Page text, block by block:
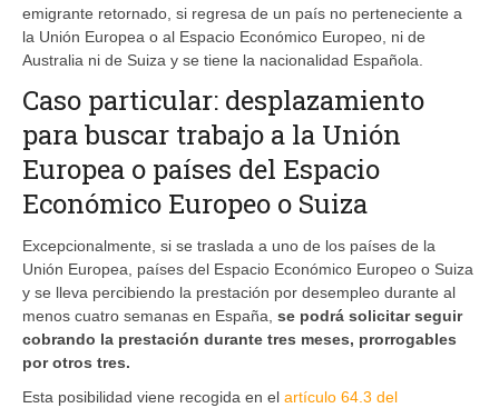
emigrante retornado, si regresa de un país no perteneciente a
la Unión Europea o al Espacio Económico Europeo, ni de
Australia ni de Suiza y se tiene la nacionalidad Española.
Caso particular: desplazamiento
para buscar trabajo a la Unión
Europea o países del Espacio
Económico Europeo o Suiza
Excepcionalmente, si se traslada a uno de los países de la
Unión Europea, países del Espacio Económico Europeo o Suiza
y se lleva percibiendo la prestación por desempleo durante al
menos cuatro semanas en España, se podrá solicitar seguir
cobrando la prestación durante tres meses, prorrogables
por otros tres.
Esta posibilidad viene recogida en el artículo 64.3 del